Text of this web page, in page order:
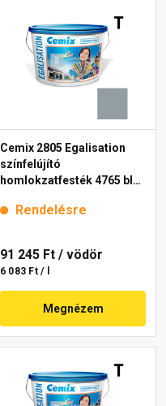
Cemix 2805 Egalisation
színfelújító
homlokzatfesték 4765 blue
Rendelésre
91 245 Ft / vödör
6 083 Ft / l
Megnézem